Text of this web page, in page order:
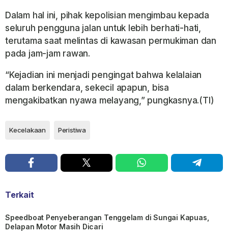
Dalam hal ini, pihak kepolisian mengimbau kepada
seluruh pengguna jalan untuk lebih berhati-hati,
terutama saat melintas di kawasan permukiman dan
pada jam-jam rawan.
“Kejadian ini menjadi pengingat bahwa kelalaian
dalam berkendara, sekecil apapun, bisa
mengakibatkan nyawa melayang,” pungkasnya.(TI)
Kecelakaan Peristiwa
Terkait
Speedboat Penyeberangan Tenggelam di Sungai Kapuas,
Delapan Motor Masih Dicari